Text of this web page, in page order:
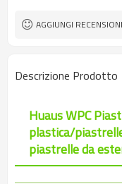
Certificato
AGGIUNGI
Descrizione Prodotto
Huaus WPC
plastica/
piastrelle da